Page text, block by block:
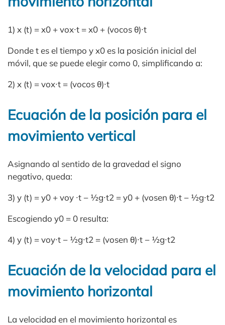
1) x (t) = x0 + vox∙t = x0 + (vocos θ)∙t
Donde t es el tiempo y x0 es la posición inicial del
móvil, que se puede elegir como 0, simplificando a:
2) x (t) = vox∙t = (vocos θ)∙t
Ecuación de la posición para el
movimiento vertical
Asignando al sentido de la gravedad el signo
negativo, queda:
3) y (t) = y0 + voy ∙t − ½g∙t2 = y0 + (vosen θ)∙t − ½g∙t2
Escogiendo y0 = 0 resulta:
4) y (t) = voy∙t − ½g∙t2 = (vosen θ)∙t − ½g∙t2
Ecuación de la velocidad para el
movimiento horizontal
La velocidad en el movimiento horizontal es